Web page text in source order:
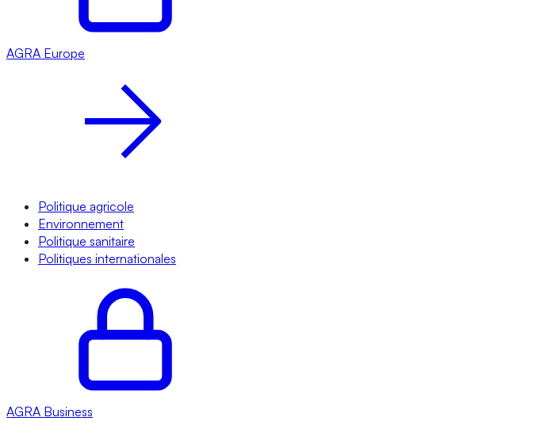
AGRA Europe
Politique agricole
Environnement
Politique sanitaire
Politiques internationales
AGRA Business